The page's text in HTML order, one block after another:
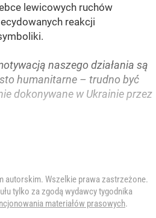
lewicowych ruchów
reakcji
naszego działania są
humanitarne – trudno być
dokonywane w Ukrainie przez
autorskim. Wszelkie prawa zastrzeżone.
tylko za zgodą wydawcy tygodnika
materiałów prasowych.